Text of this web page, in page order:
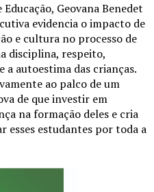
Geovana Benedet
evidencia o impacto de
e cultura no processo de
disciplina, respeito,
autoestima das crianças.
ao palco de um
de que investir em
na formação deles e cria
esses estudantes por toda a